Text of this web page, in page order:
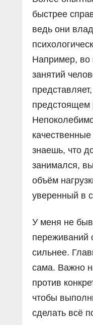
быстрее
ведь они
Например, во
занятий
предстоящем
знаешь, что
занимался,
объём
уверенный в
У меня не
переживаний
сильнее.
сама. Важно
против
чтобы
сделать всё